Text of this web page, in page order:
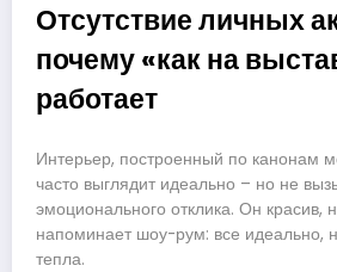
Отсутствие личных
почему «как на
работает
Интерьер, построенный по канонам
часто выглядит идеально – но не
эмоционального отклика. Он красив,
напоминает шоу-рум: все идеально,
тепла.